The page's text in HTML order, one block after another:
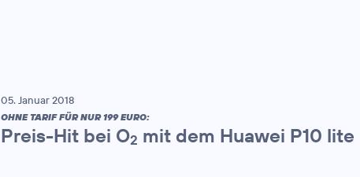
05. Januar 2018
OHNE TARIF FÜR NUR 199 EURO:
Preis-Hit bei O2 mit dem Huawei P10 lite